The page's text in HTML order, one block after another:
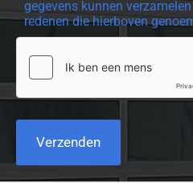
gegevens kunnen
redenen die hierboven